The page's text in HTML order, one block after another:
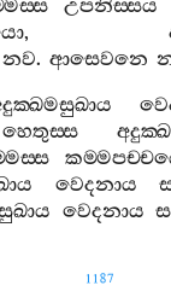
උපනිස‍්සය
,
නව. ආසෙවනෙ
හෙතුස‍්ස
වෙදනාය
වෙදනාය
1187